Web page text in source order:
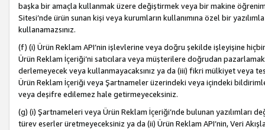
başka bir amaçla kullanmak üzere değiştirmek veya bir makine
Sitesi’nde ürün sunan kişi veya kurumların kullanımına özel bir
kullanamazsınız.
(f) (i) Ürün Reklam API’nin işlevlerine veya doğru şekilde işleyişine
Ürün Reklam İçeriği’ni satıcılara veya müşterilere doğrudan
derlemeyecek veya kullanmayacaksınız ya da (iii) fikri mülkiyet veya
Ürün Reklam İçeriği veya Şartnameler üzerindeki veya içindeki
veya deşifre edilemez hale getirmeyeceksiniz.
(g) (i) Şartnameleri veya Ürün Reklam İçeriği’nde bulunan
türev eserler üretmeyeceksiniz ya da (ii) Ürün Reklam API’nin, Veri